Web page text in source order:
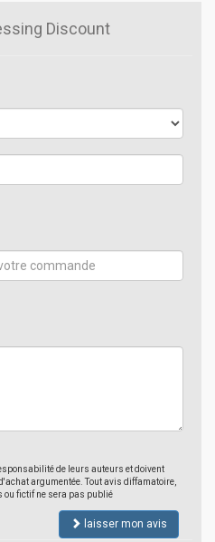
Discount
de leurs auteurs et doivent
argumentée. Tout avis diffamatoire,
ou fictif ne sera pas publié
laisser mon avis